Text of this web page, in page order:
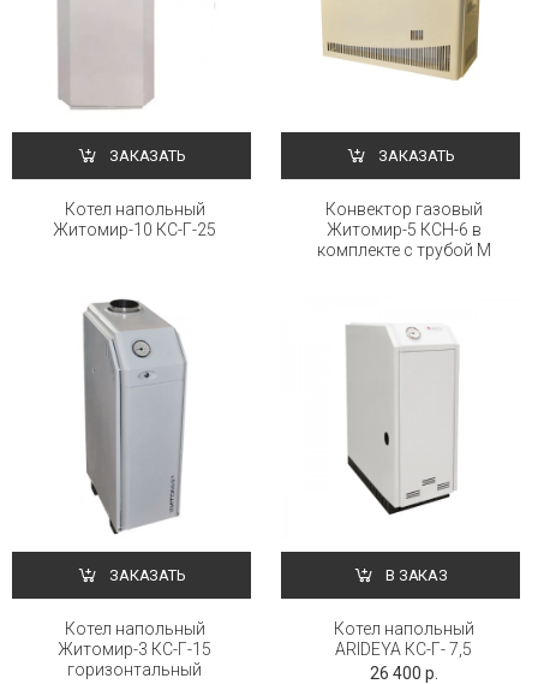
ЗАКАЗАТЬ
Котел напольный
Житомир-10 КС-Г-25
ЗАКАЗАТЬ
Конвектор газовый
Житомир-5 КСН-6 в
комплекте с трубой М
ЗАКАЗАТЬ
Котел напольный
Житомир-3 КС-Г-15
горизонтальный
В ЗАКАЗ
Котел напольный
ARIDEYA КС-Г- 7,5
26 400 р.